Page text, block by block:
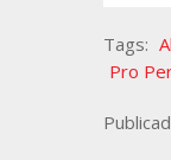
Tags:
Pro